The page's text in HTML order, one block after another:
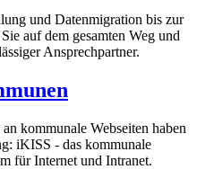
und Datenmigration bis zur
auf dem gesamten Weg und
Ansprechpartner.
kommunale Webseiten haben
iKISS - das kommunale
für Internet und Intranet.